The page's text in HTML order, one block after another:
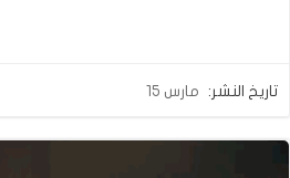
تاريخ النشر: مارس 15